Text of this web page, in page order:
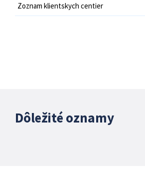
Zoznam klientskych centier
Dôležité oznamy